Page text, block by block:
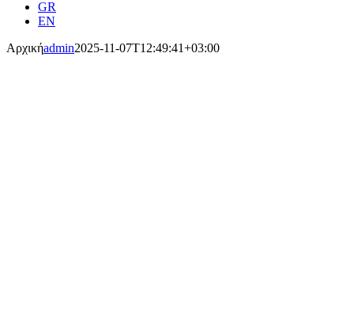
Αρχικήadmin2025-11-07T12:49:41+03:00